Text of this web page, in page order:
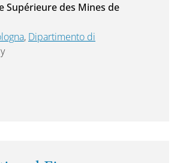
Supérieure des Mines de
, Dipartimento di